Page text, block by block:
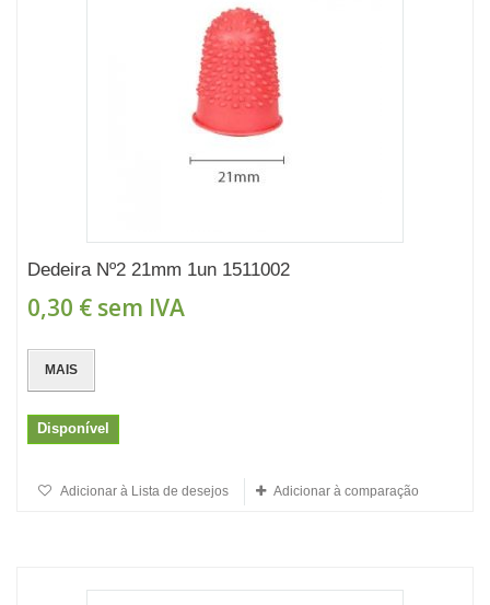
Dedeira Nº2 21mm 1un 1511002
0,30 € sem IVA
MAIS
Disponível
Adicionar à Lista de desejos Adicionar à comparação